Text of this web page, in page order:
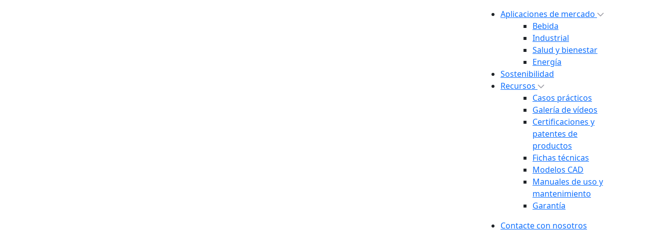
Aplicaciones de mercado
Bebida
Industrial
Salud y bienestar
Energía
Sostenibilidad
Recursos
Casos prácticos
Galería de vídeos
Certificaciones y
patentes de
productos
Fichas técnicas
Modelos CAD
Manuales de uso y
mantenimiento
Garantía
Contacte con nosotros